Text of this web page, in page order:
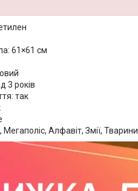
61×61 см
3 років
так
Алфавіт, Змії, Тварини